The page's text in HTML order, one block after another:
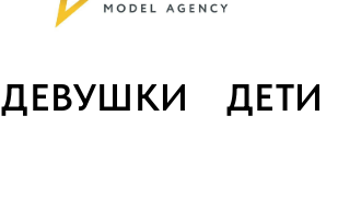
ДЕВУШКИ ДЕТИ